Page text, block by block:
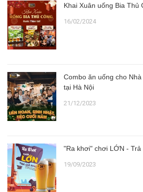
Khai Xuân uống Bia
16/02/2024
Combo ăn uống cho
tại Hà Nội
21/12/2023
"Ra khơi" chơi LỚN - Trả
19/09/2023